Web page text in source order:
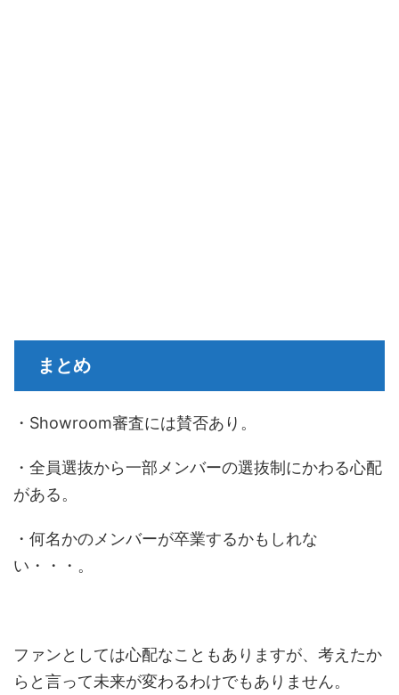
まとめ
・Showroom審査には賛否あり。
・全員選抜から一部メンバーの選抜制にかわる心配
がある。
・何名かのメンバーが卒業するかもしれな
い・・・。
ファンとしては心配なこともありますが、考えたか
らと言って未来が変わるわけでもありません。